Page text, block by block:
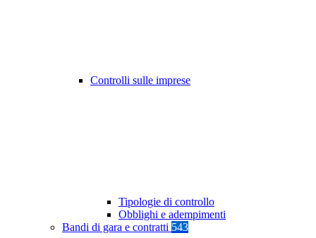
Controlli sulle imprese
Tipologie di controllo
Obblighi e adempimenti
Bandi di gara e contratti 543